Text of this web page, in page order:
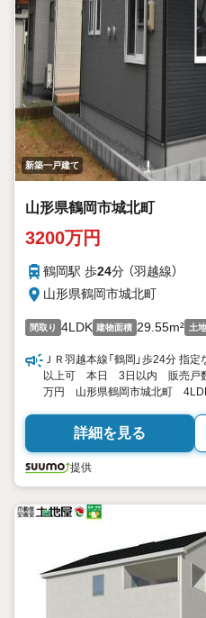
新築一戸建て
山形県鶴岡市城北町
3200万円
鶴岡駅 歩24分 （羽越線）
山形県鶴岡市城北町
間取り 4LDK 建物面積 29.55m² 土
ＪＲ羽越本線「鶴岡」歩24分
以上可 本日 3日以内 販売戸
万円 山形県鶴岡市城北町
詳細を見る
提供